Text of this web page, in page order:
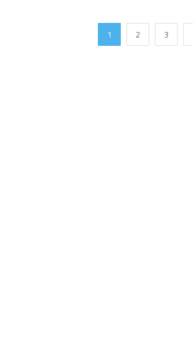
1 2 3